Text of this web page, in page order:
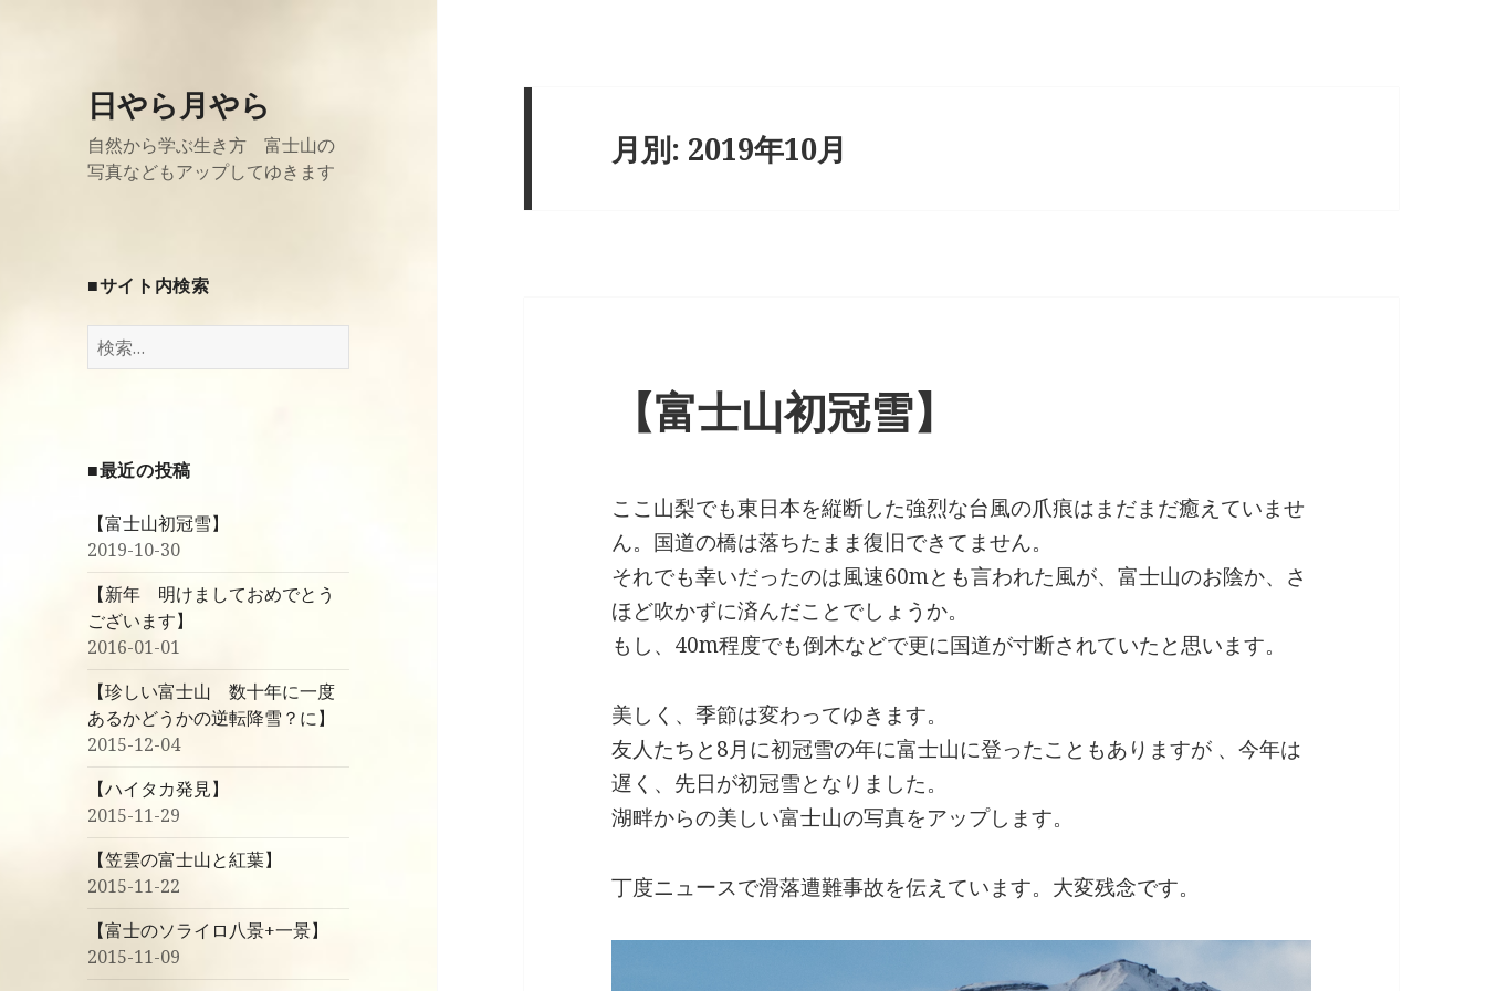
日やら月やら
自然から学ぶ生き方 富士山の
写真などもアップしてゆきます
■サイト内検索
検
索
■最近の投稿
【富士山初冠雪】
2019-10-30
【新年 明けましておめでとう
ございます】
2016-01-01
【珍しい富士山 数十年に一度
あるかどうかの逆転降雪？に】
2015-12-04
【ハイタカ発見】
2015-11-29
【笠雲の富士山と紅葉】
2015-11-22
【富士のソライロ八景+一景】
2015-11-09
月別: 2019年10月
【富士山初冠雪】
ここ山梨でも東日本を縦断した強烈な台風の爪痕はまだまだ癒えていませ
ん。国道の橋は落ちたまま復旧できてません。
それでも幸いだったのは風速60mとも言われた風が、富士山のお陰か、さ
ほど吹かずに済んだことでしょうか。
もし、40m程度でも倒木などで更に国道が寸断されていたと思います。
美しく、季節は変わってゆきます。
友人たちと8月に初冠雪の年に富士山に登ったこともありますが 、今年は
遅く、先日が初冠雪となりました。
湖畔からの美しい富士山の写真をアップします。
丁度ニュースで滑落遭難事故を伝えています。大変残念です。